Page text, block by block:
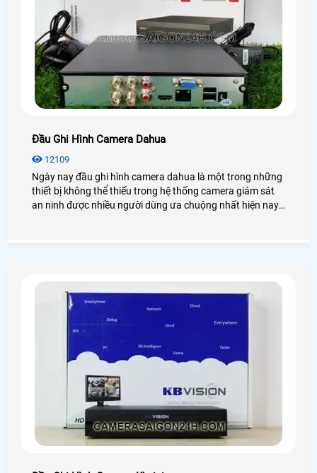
Đầu Ghi Hình Camera Dahua
12109
Ngày nay đầu ghi hình camera dahua là một trong những
thiết bị không thể thiếu trong hệ thống camera giám sát
an ninh được nhiều người dùng ưa chuộng nhất hiện nay.